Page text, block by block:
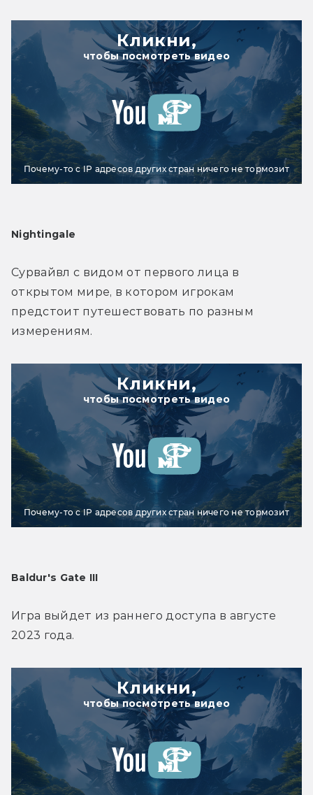
Кликни,
чтобы посмотреть видео
Почему-то с IP адресов других стран ничего не тормозит
Nightingale
Сурвайвл с видом от первого лица в
открытом мире, в котором игрокам
предстоит путешествовать по разным
измерениям.
Кликни,
чтобы посмотреть видео
Почему-то с IP адресов других стран ничего не тормозит
Baldur's Gate III
Игра выйдет из раннего доступа в августе
2023 года.
Кликни,
чтобы посмотреть видео